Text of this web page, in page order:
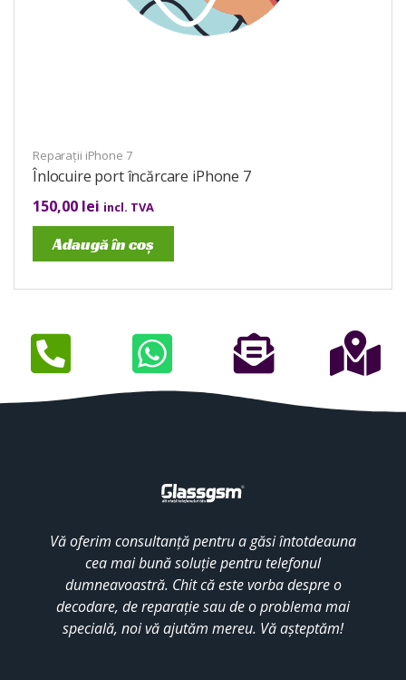
Reparații iPhone 7
Înlocuire port încărcare iPhone 7
150,00 lei incl. TVA
Adaugă în coș
Vă oferim consultanță pentru a găsi întotdeauna
cea mai bună soluție pentru telefonul
dumneavoastră. Chit că este vorba despre o
decodare, de reparație sau de o problema mai
specială, noi vă ajutăm mereu. Vă așteptăm!